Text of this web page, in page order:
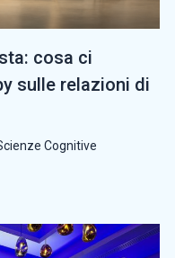
cosa ci
sulle relazioni di
Cognitive